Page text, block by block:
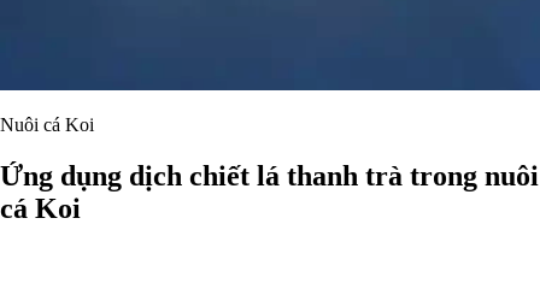
Nuôi cá Koi
Ứng dụng dịch chiết lá thanh trà trong nuôi
cá Koi